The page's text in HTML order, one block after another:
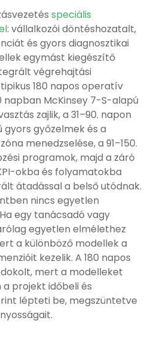
speciális
: vállalkozói döntéshozatalt,
és gyors diagnosztikai
egymást kiegészítő
végrehajtási
180 napos operatív
napban McKinsey 7-S-alapú
zajlik, a 31–90. napon
győzelmek és a
menedzselése, a 91–150.
programok, majd a záró
okba és folyamatokba
átadással a belső utódnak.
nincs egyetlen
egy tanácsadó vagy
egyetlen elmélethez
a különböző modellek a
kezelik. A 180 napos
mert a modelleket
projekt időbeli és
lépteti be, megszüntetve